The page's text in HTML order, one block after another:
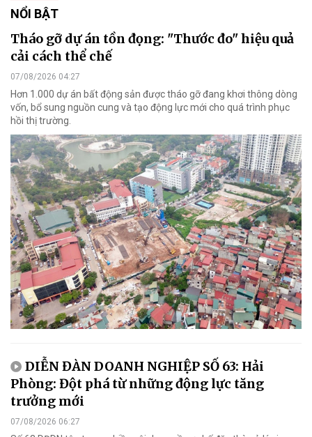
NỔI BẬT
Tháo gỡ dự án tồn đọng: "Thước đo" hiệu quả
cải cách thể chế
07/08/2026 04:27
Hơn 1.000 dự án bất động sản được tháo gỡ đang khơi thông dòng
vốn, bổ sung nguồn cung và tạo động lực mới cho quá trình phục
hồi thị trường.
DIỄN ĐÀN DOANH NGHIỆP SỐ 63: Hải
Phòng: Đột phá từ những động lực tăng
trưởng mới
07/08/2026 06:27